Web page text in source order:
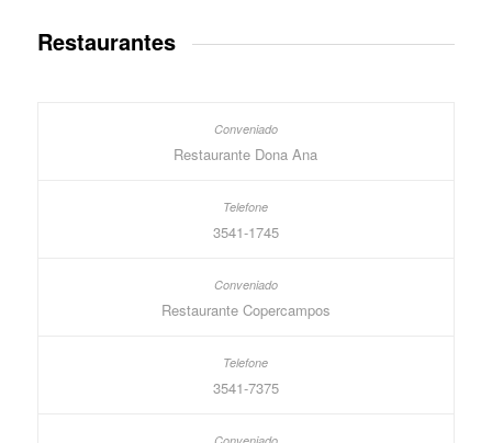
Restaurantes
Restaurante Dona Ana
3541-1745
Restaurante Copercampos
3541-7375